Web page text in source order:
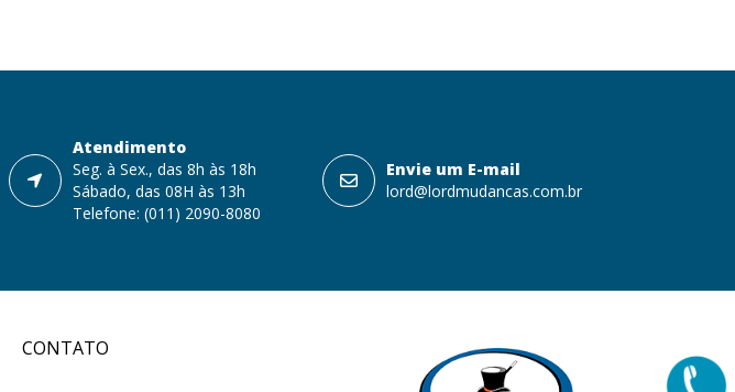
Atendimento
Seg. à Sex., das 8h às 18h
Sábado, das 08H às 13h
Telefone: (011) 2090-8080
Envie um E-mail
lord@lordmudancas.com.br
CONTATO